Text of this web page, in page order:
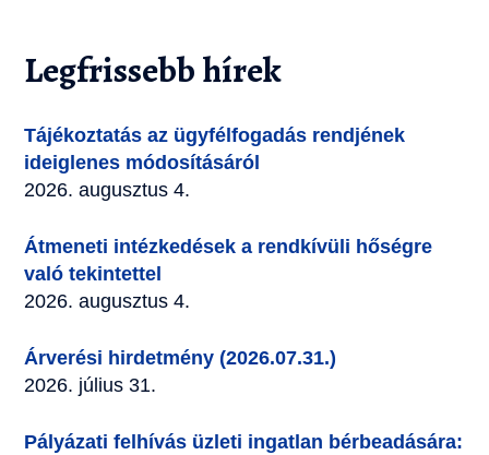
Legfrissebb hírek
Tájékoztatás az ügyfélfogadás rendjének
ideiglenes módosításáról
2026. augusztus 4.
Átmeneti intézkedések a rendkívüli hőségre
való tekintettel
2026. augusztus 4.
Árverési hirdetmény (2026.07.31.)
2026. július 31.
Pályázati felhívás üzleti ingatlan bérbeadására: